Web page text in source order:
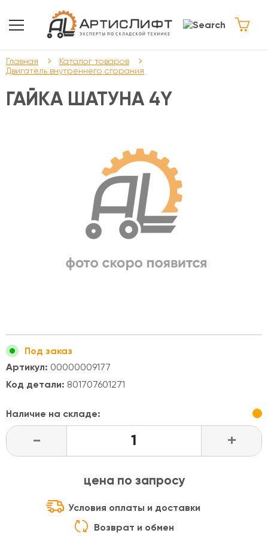
Главная
Каталог товаров
Двигатель внутреннего сгорания
ГАЙКА ШАТУНА 4Y
Под заказ
Артикул: 00000009177
Код детали: 801707601271
Наличие на складе:
- +
цена по запросу
Условия оплаты и доставки
Возврат и обмен